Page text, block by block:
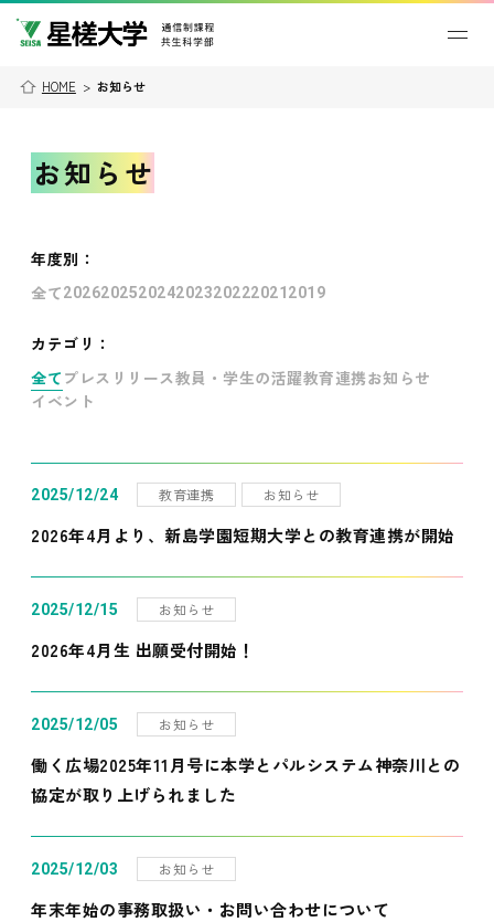
HOME > お知らせ
お知らせ
年度別 ：
全て202620252024202320222021 2019
カテゴリ：
全て プレスリリース教員・学生の活躍教育連携お知らせ
イベント
2025/12/24 教育連携 お知らせ
2026年4月より、新島学園短期大学との教育連携が開始
2025/12/15 お知らせ
2026年4月生 出願受付開始！
2025/12/05 お知らせ
働く広場2025年11月号に本学とパルシステム神奈川との
協定が取り上げられました
2025/12/03 お知らせ
年末年始の事務取扱い・お問い合わせについて